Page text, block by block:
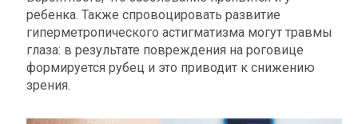
ребенка. Также спровоцировать развитие
гиперметропического астигматизма могут травмы
глаза: в результате повреждения на роговице
формируется рубец и это приводит к снижению
зрения.